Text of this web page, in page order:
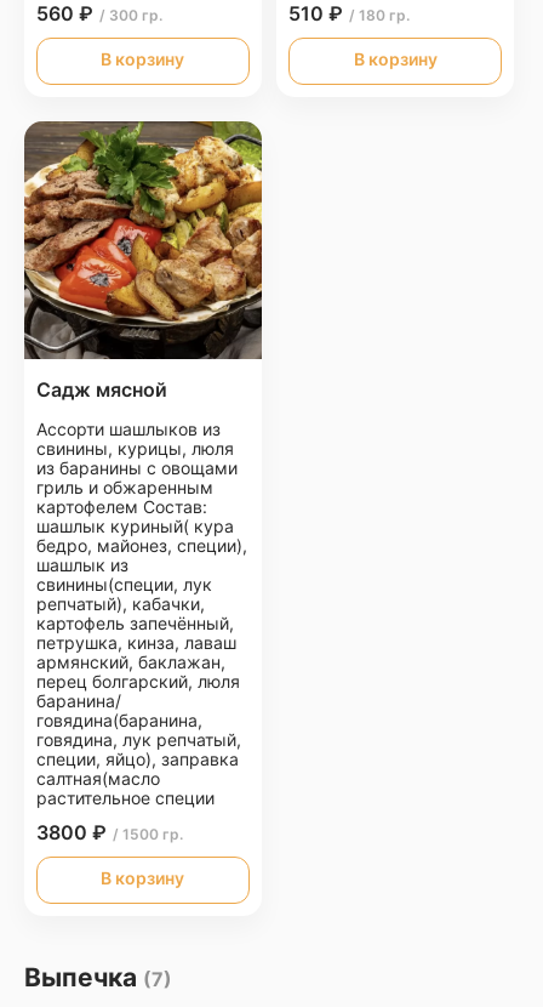
560 ₽ / 300 гр.
В корзину
510 ₽ / 180 гр.
В корзину
Садж мясной
Ассорти шашлыков из
свинины, курицы, люля
из баранины с овощами
гриль и обжаренным
картофелем Состав:
шашлык куриный( кура
бедро, майонез, специи),
шашлык из
свинины(специи, лук
репчатый), кабачки,
картофель запечённый,
петрушка, кинза, лаваш
армянский, баклажан,
перец болгарский, люля
баранина/
говядина(баранина,
говядина, лук репчатый,
специи, яйцо), заправка
салтная(масло
растительное специи
3800 ₽ / 1500 гр.
В корзину
Выпечка (7)